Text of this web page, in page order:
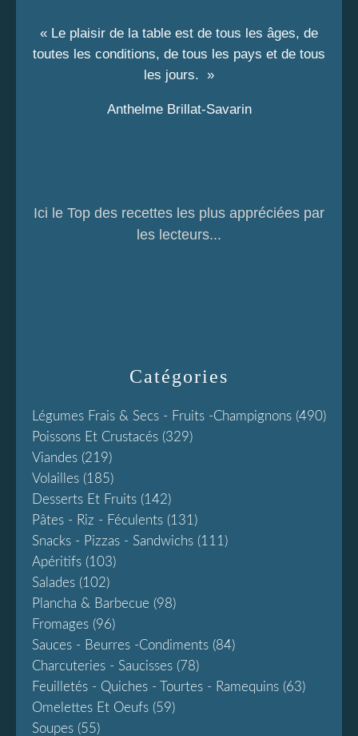
Catégories
Légumes Frais & Secs - Fruits -champignons (490)
Poissons Et Crustacés (329)
Viandes (219)
Volailles (185)
Desserts Et Fruits (142)
Pâtes - Riz - Féculents (131)
Snacks - Pizzas - Sandwichs (111)
Apéritifs (103)
Salades (102)
Plancha & Barbecue (98)
Fromages (96)
Sauces - Beurres -condiments (84)
Charcuteries - Saucisses (78)
Feuilletés - Quiches - Tourtes - Ramequins (63)
Omelettes Et Oeufs (59)
Soupes (55)
« Le plaisir de la table est de tous les âges, de
toutes les conditions, de tous les pays et de tous
les jours. »
Anthelme Brillat-Savarin
Ici le Top des recettes les plus appréciées par
les lecteurs...